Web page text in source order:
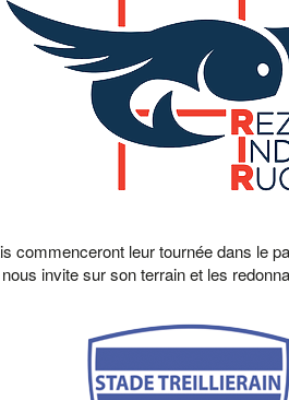
commenceront leur tournée dans le
nous invite sur son terrain et les